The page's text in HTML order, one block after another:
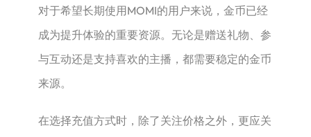
对于希望长期使用MOMI的用户来说，金币已经
成为提升体验的重要资源。无论是赠送礼物、参
与互动还是支持喜欢的主播，都需要稳定的金币
来源。
在选择充值方式时，除了关注价格之外，更应关